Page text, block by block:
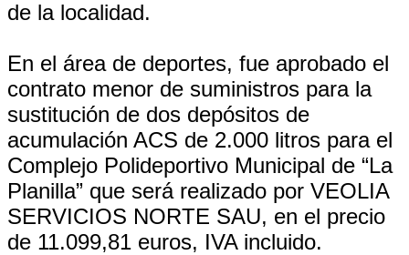
de la localidad.
En el área de deportes, fue aprobado el
contrato menor de suministros para la
sustitución de dos depósitos de
acumulación ACS de 2.000 litros para el
Complejo Polideportivo Municipal de “La
Planilla” que será realizado por VEOLIA
SERVICIOS NORTE SAU, en el precio
de 11.099,81 euros, IVA incluido.